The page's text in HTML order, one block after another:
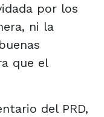
por los
ni la
que el
del PRD,